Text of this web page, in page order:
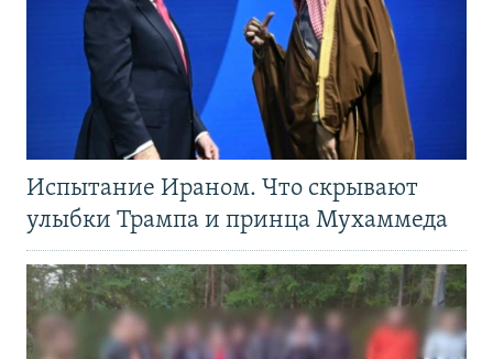
Испытание Ираном. Что скрывают
улыбки Трампа и принца Мухаммеда